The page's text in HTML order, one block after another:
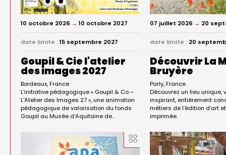
10 octobre 2026 → 10 octobre 2027
date limite :15 septembre 2027
Goupil & Cie l'atelier
des images 2027
Bordeaux France
L’initiative pédagogique « Goupil & Co –
L'Atelier des Images 27 », une animation
pédagogique de valorisation du fonds
Goupil au Musée d’Aquitaine de…
07 juillet 2026 → 20
date limite : 20
Découvrir La
Bruyère
Parly France
Découvrez un lieu unique,
inspirant, entièrement
métiers de l’édition d’art
imprimée.